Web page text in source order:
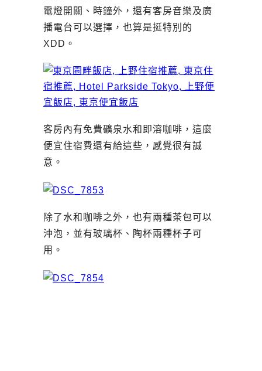
電燈開關、時鐘外，還有客房音樂及廣
播電台可以選擇，也算是挺特別的
XDD。
客房內有免費礦泉水和即溶咖啡，這麼
便宜住宿費還有給這些，感覺很有誠
意。
除了水和咖啡之外，也有兩種茶包可以
沖泡，並有玻璃杯、陶杯兩種杯子可
用。